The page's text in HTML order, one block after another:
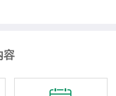
容